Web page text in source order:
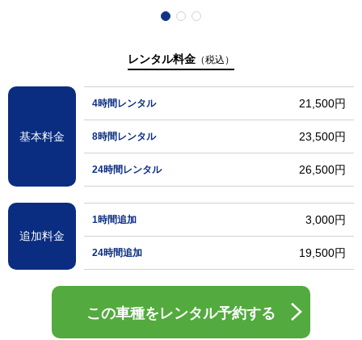
レンタル料金 （税込）
基本料金
4時間レンタル 21,500円
8時間レンタル 23,500円
24時間レンタル 26,500円
追加料金
1時間追加 3,000円
24時間追加 19,500円
この車種をレンタル予約する